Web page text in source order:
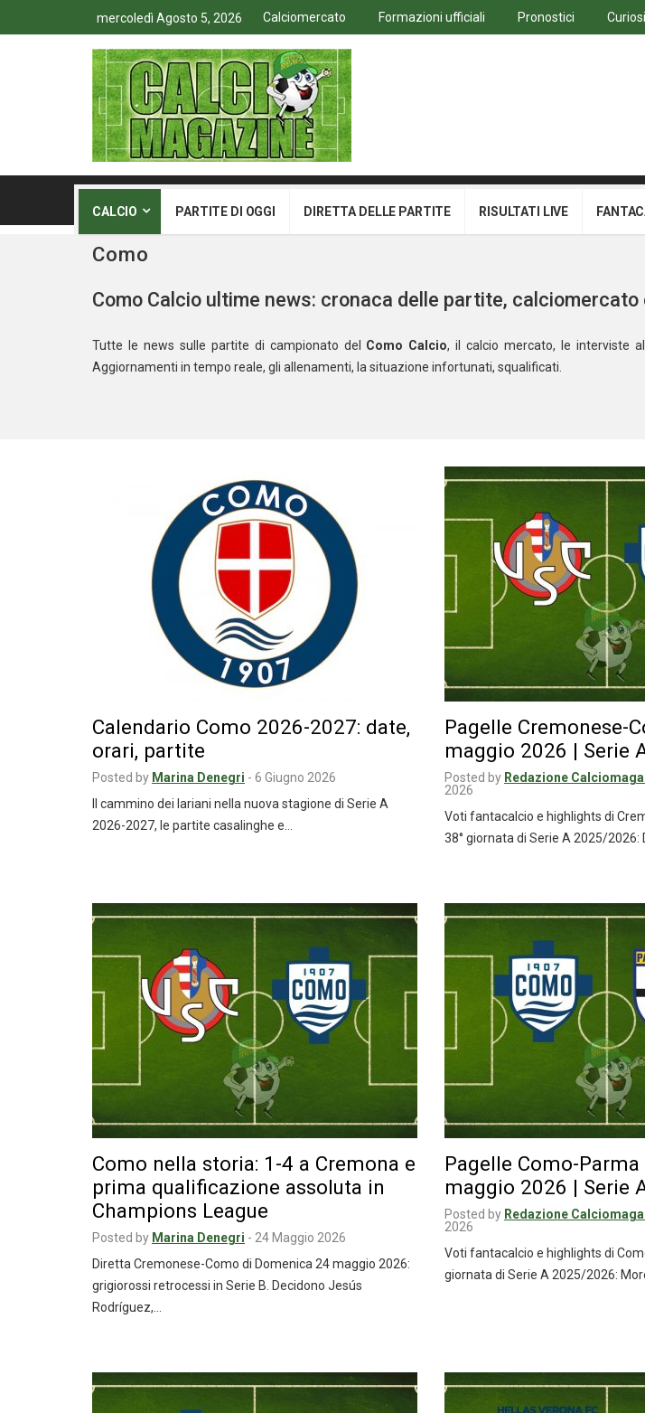
mercoledì Agosto 5, 2026 Calciomercato Formazioni ufficiali Pronostici
CALCIO PARTITE DI OGGI DIRETTA DELLE PARTITE RISULTATI LIVE
Como
Como Calcio ultime news: cronaca delle partite,
Tutte le news sulle partite di campionato del Como Calcio, il calcio mercato, le interviste
Aggiornamenti in tempo reale, gli allenamenti, la situazione infortunati, squalificati.
Calendario Como 2026-2027: date,
orari, partite
Posted by Marina Denegri - 6 Giugno 2026
Il cammino dei lariani nella nuova stagione di Serie A
2026-2027, le partite casalinghe e…
Pagelle Cremonese-
maggio 2026 | Serie
Posted by Redazione
2026
Voti fantacalcio e highlights di
38° giornata di Serie A 2025/2026:
Como nella storia: 1-4 a Cremona e
prima qualificazione assoluta in
Champions League
Posted by Marina Denegri - 24 Maggio 2026
Diretta Cremonese-Como di Domenica 24 maggio 2026:
grigiorossi retrocessi in Serie B. Decidono Jesús
Rodríguez,…
Pagelle Como-
maggio 2026 | Serie
Posted by Redazione
2026
Voti fantacalcio e highlights di
giornata di Serie A 2025/2026: